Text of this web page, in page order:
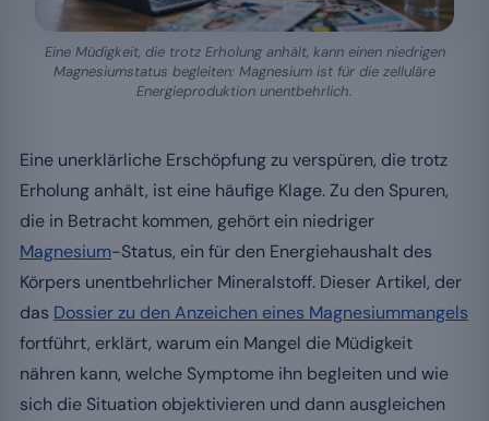
Eine Müdigkeit, die trotz Erholung anhält, kann einen niedrigen
Magnesiumstatus begleiten: Magnesium ist für die zelluläre
Energieproduktion unentbehrlich.
Eine unerklärliche Erschöpfung zu verspüren, die trotz
Erholung anhält, ist eine häufige Klage. Zu den Spuren,
die in Betracht kommen, gehört ein niedriger
Magnesium-Status, ein für den Energiehaushalt des
Körpers unentbehrlicher Mineralstoff. Dieser Artikel, der
das Dossier zu den Anzeichen eines Magnesiummangels
fortführt, erklärt, warum ein Mangel die Müdigkeit
nähren kann, welche Symptome ihn begleiten und wie
sich die Situation objektivieren und dann ausgleichen